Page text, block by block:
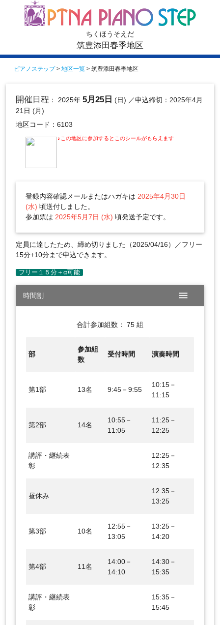
ちくほうそえだ
筑豊添田春季地区
ピアノステップ> 地区一覧 > 筑豊添田春季地区
開催日程 ： 2025年 5月25日 (日) ／申込締切：2025年4月
21日 (月)
地区コード：6103
♪この地区に参加するとこのシールがもらえます
登録内容確認メールまたはハガキは 2025年4月30日
(水) 頃送付しました。
参加票は 2025年5月7日 (水) 頃発送予定です。
定員に達したため、締め切りました（2025/04/16）／フリー
15分+10分まで申込できます。
時間割 menu
合計参加組数： 75 組
部
参加組
数
受付時間 演奏時間
第1部 13名 9:45－9:55
10:15－
11:15
第2部 14名
10:55－
11:05
11:25－
12:25
講評・継続表
彰
12:25－
12:35
昼休み
12:35－
13:25
第3部 10名
12:55－
13:05
13:25－
14:20
第4部 11名
14:00－
14:10
14:30－
15:35
講評・継続表
彰
15:35－
15:45